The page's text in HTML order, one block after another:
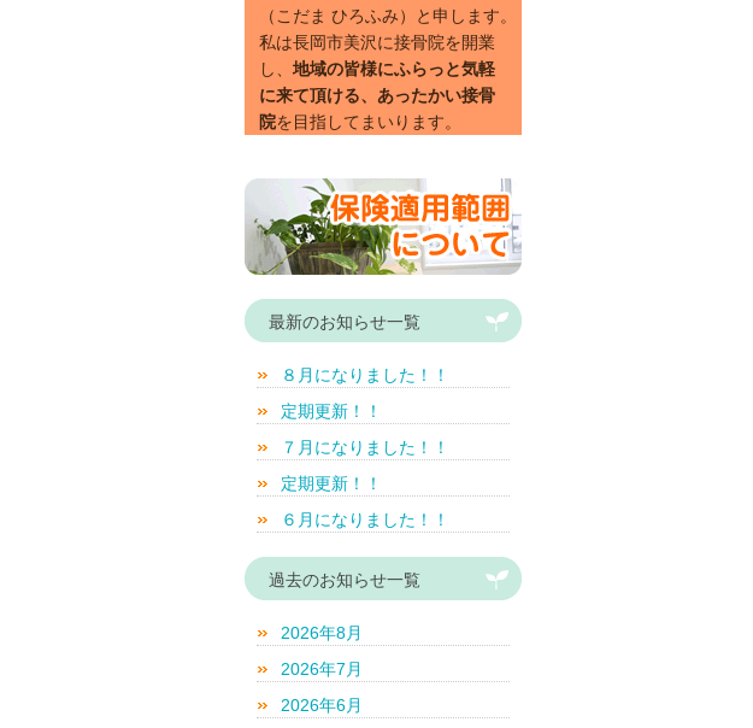
（こだま ひろふみ）と申します。
私は長岡市美沢に接骨院を開業
し、 地域の皆様にふらっと気軽
に来て頂ける、あったかい接骨
院を目指してまいります。
最新のお知らせ一覧
８月になりました！！
定期更新！！
７月になりました！！
定期更新！！
６月になりました！！
過去のお知らせ一覧
2026年8月
2026年7月
2026年6月